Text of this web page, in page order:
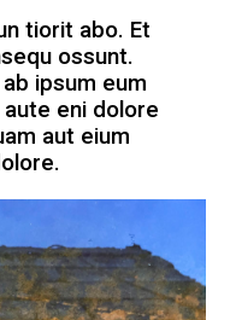
tiorit abo. Et
ossunt.
ipsum eum
eni dolore
aut eium